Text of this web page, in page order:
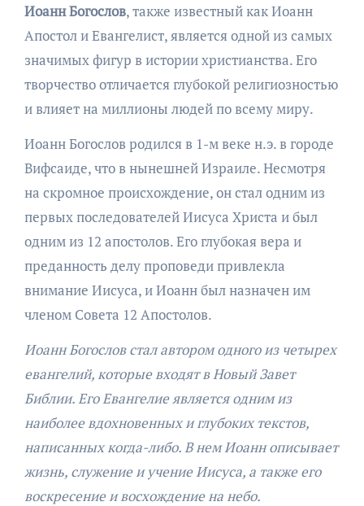
Иоанн Богослов, также известный как Иоанн
Апостол и Евангелист, является одной из самых
значимых фигур в истории христианства. Его
творчество отличается глубокой религиозностью
и влияет на миллионы людей по всему миру.
Иоанн Богослов родился в 1-м веке н.э. в городе
Вифсаиде, что в нынешней Израиле. Несмотря
на скромное происхождение, он стал одним из
первых последователей Иисуса Христа и был
одним из 12 апостолов. Его глубокая вера и
преданность делу проповеди привлекла
внимание Иисуса, и Иоанн был назначен им
членом Совета 12 Апостолов.
Иоанн Богослов стал автором одного из четырех
евангелий, которые входят в Новый Завет
Библии. Его Евангелие является одним из
наиболее вдохновенных и глубоких текстов,
написанных когда-либо. В нем Иоанн описывает
жизнь, служение и учение Иисуса, а также его
воскресение и восхождение на небо.